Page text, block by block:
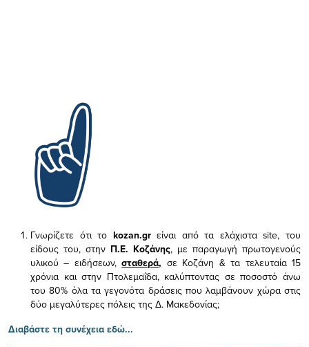
Γνωρίζετε ότι το kozan.gr είναι από τα ελάχισταsite, του
είδους του, στην Π.Ε. Κοζάνης, με παραγωγή πρωτογενούς
υλικού – ειδήσεων,σταθερά, σε Κοζάνη & τα τελευταία 15
χρόνια και στην Πτολεμαΐδα, καλύπτοντας σε ποσοστό άνω
του 80% όλα τα γεγονότα δράσεις που λαμβάνουν χώρα στις
δύο μεγαλύτερες πόλεις της Δ. Μακεδονίας;
Διαβάστε τη συνέχεια εδώ...